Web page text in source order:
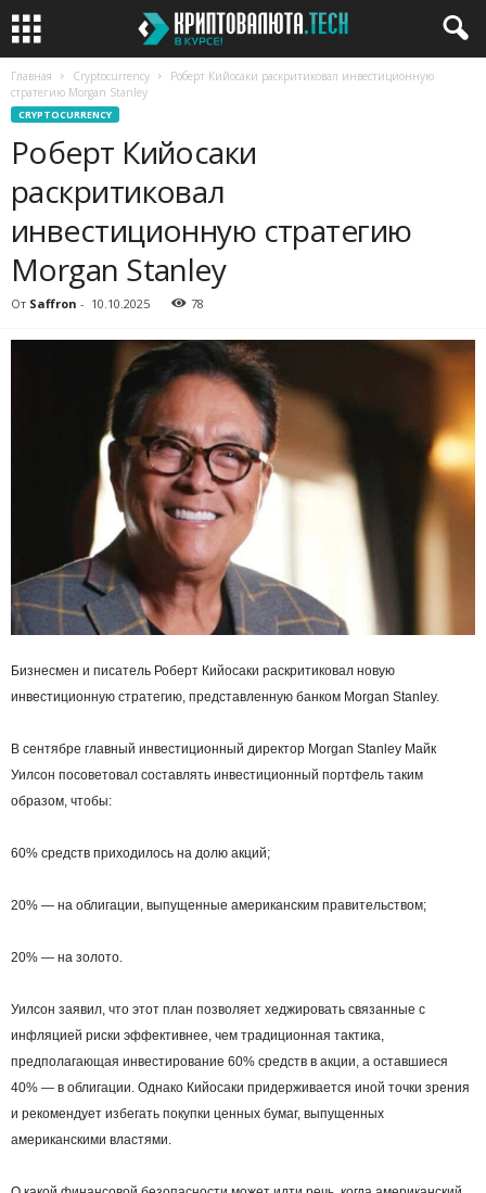
Главная Cryptocurrency
Роберт Кийосаки раскритиковал инвестиционную
стратегию Morgan Stanley
CRYPTOCURRENCY
Роберт Кийосаки
раскритиковал
инвестиционную стратегию
Morgan Stanley
От Saffron - 10.10.2025 78
Бизнесмен и писатель Роберт Кийосаки раскритиковал новую
инвестиционную стратегию, представленную банком Morgan Stanley.
В сентябре главный инвестиционный директор Morgan Stanley Майк
Уилсон посоветовал составлять инвестиционный портфель таким
образом, чтобы:
60% средств приходилось на долю акций;
20% — на облигации, выпущенные американским правительством;
20% — на золото.
Уилсон заявил, что этот план позволяет хеджировать связанные с
инфляцией риски эффективнее, чем традиционная тактика,
предполагающая инвестирование 60% средств в акции, а оставшиеся
40% — в облигации. Однако Кийосаки придерживается иной точки зрения
и рекомендует избегать покупки ценных бумаг, выпущенных
американскими властями.